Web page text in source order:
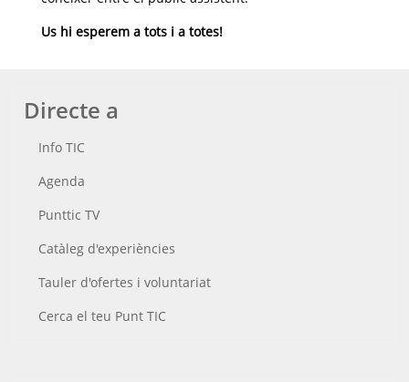
Us hi esperem a tots i a totes!
Directe a
Info TIC
Agenda
Punttic TV
Catàleg d'experiències
Tauler d'ofertes i voluntariat
Cerca el teu Punt TIC